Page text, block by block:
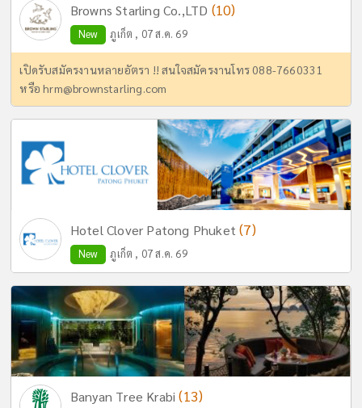
Browns Starling Co.,LTD (10)
New ภูเก็ต , 07 ส.ค. 69
เปิดรับสมัครงานหลายอัตรา !! สนใจสมัครงานโทร 088-7660331
หรือhrm@brownstarling.com
Hotel Clover Patong Phuket(7)
New ภูเก็ต , 07 ส.ค. 69
Banyan Tree Krabi(13)